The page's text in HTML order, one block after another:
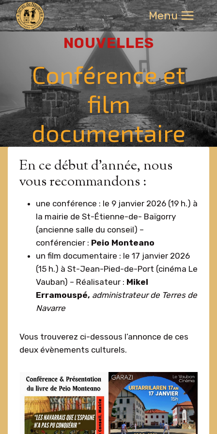
Aller
au
contenu
Menu
NOUVELLES
Conférence et
film
documentaire
En ce début d’année, nous
vous recommandons :
une conférence : le 9 janvier 2026 (19 h.) à
la mairie de St-Étienne-de- Baïgorry
(ancienne salle du conseil) –
conférencier : Peio Monteano
un film documentaire : le 17 janvier 2026
(15 h.) à St-Jean-Pied-de-Port (cinéma Le
Vauban) – Réalisateur : Mikel
Erramouspé, administrateurde Terres de
Navarre
Vous trouverez ci-dessous l’annonce de ces
deux évènements culturels.